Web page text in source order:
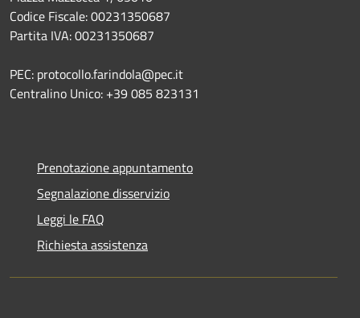
Codice Fiscale: 00231350687
Partita IVA: 00231350687
PEC: protocollo.farindola@pec.it
Centralino Unico: +39 085 823131
Prenotazione appuntamento
Segnalazione disservizio
Leggi le FAQ
Richiesta assistenza